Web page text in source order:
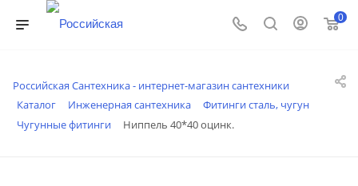
0
Российская Сантехника - интернет-магазин сантехники
Каталог
Инженерная сантехника
Фитинги сталь, чугун
Чугунные фитинги
Ниппель 40*40 оцинк.